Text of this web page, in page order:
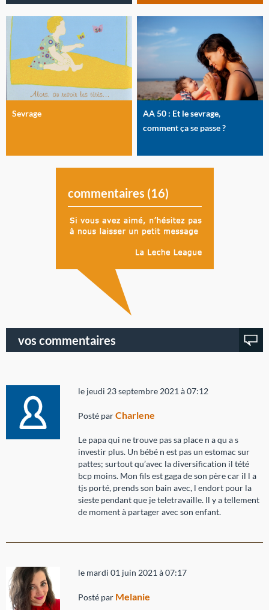
Sevrage
AA 50 : Et le sevrage,
comment ça se passe ?
commentaires (16)
vos commentaires
le jeudi 23 septembre 2021 à 07:12
Posté parCharlene
Le papa qui ne trouve pas sa place n a qu a s
investir plus. Un bébé n est pas un estomac sur
pattes; surtout qu’avec la diversification il tété
bcp moins. Mon fils est gaga de son père car il l a
tjs porté, prends son bain avec, l endort pour la
sieste pendant que je teletravaille. Il y a tellement
de moment à partager avec son enfant.
le mardi 01 juin 2021 à 07:17
Posté par Melanie